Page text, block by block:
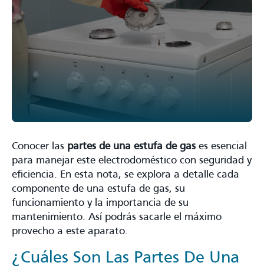
Conocer las partes de una estufa de gas es esencial
para manejar este electrodoméstico con seguridad y
eficiencia. En esta nota, se explora a detalle cada
componente de una estufa de gas, su
funcionamiento y la importancia de su
mantenimiento. Así podrás sacarle el máximo
provecho a este aparato.
¿Cuáles Son Las Partes De Una